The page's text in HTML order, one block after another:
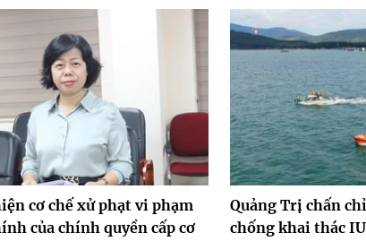
cơ chế xử phạt vi phạm
của chính quyền cấp cơ
Quảng Trị chấn
chống khai thác